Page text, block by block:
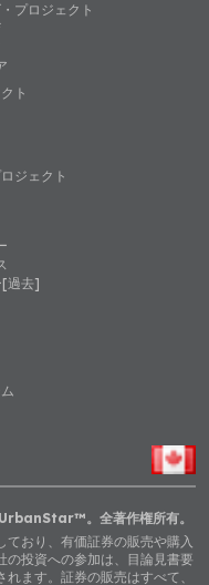
プロジェクト
ト
ジェクト
[過去]
。全著作権所有。
ており、有価証券の販売や購入
の投資への参加は、目論見書要
ます。証券の販売はすべて、